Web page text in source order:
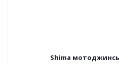
Shima